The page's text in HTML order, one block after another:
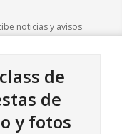
noticias y avisos
de
de
y fotos